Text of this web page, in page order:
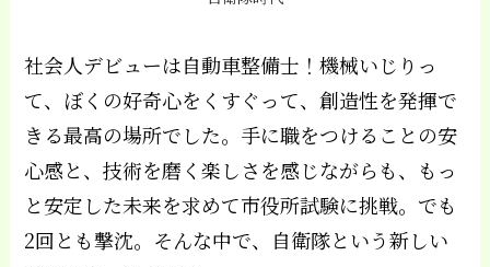
社会人デビューは自動車整備士！機械いじりっ
て、ぼくの好奇心をくすぐって、創造性を発揮で
きる最高の場所でした。手に職をつけることの安
心感と、技術を磨く楽しさを感じながらも、もっ
と安定した未来を求めて市役所試験に挑戦。でも
2回とも撃沈。そんな中で、自衛隊という新しい